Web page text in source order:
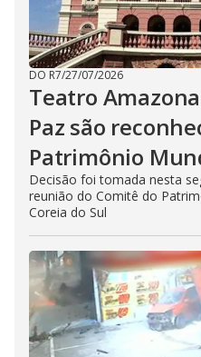
DO R7/27/07/2026
Teatro
Paz são
Patrimônio
Decisão foi tomada nesta
reunião do Comitê do
Coreia do Sul